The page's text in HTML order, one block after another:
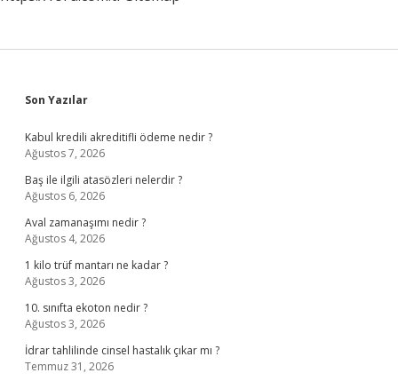
Sidebar
Son Yazılar
Kabul kredili akreditifli ödeme nedir ?
Ağustos 7, 2026
Baş ile ilgili atasözleri nelerdir ?
Ağustos 6, 2026
Aval zamanaşımı nedir ?
Ağustos 4, 2026
1 kilo trüf mantarı ne kadar ?
Ağustos 3, 2026
10. sınıfta ekoton nedir ?
Ağustos 3, 2026
İdrar tahlilinde cinsel hastalık çıkar mı ?
Temmuz 31, 2026